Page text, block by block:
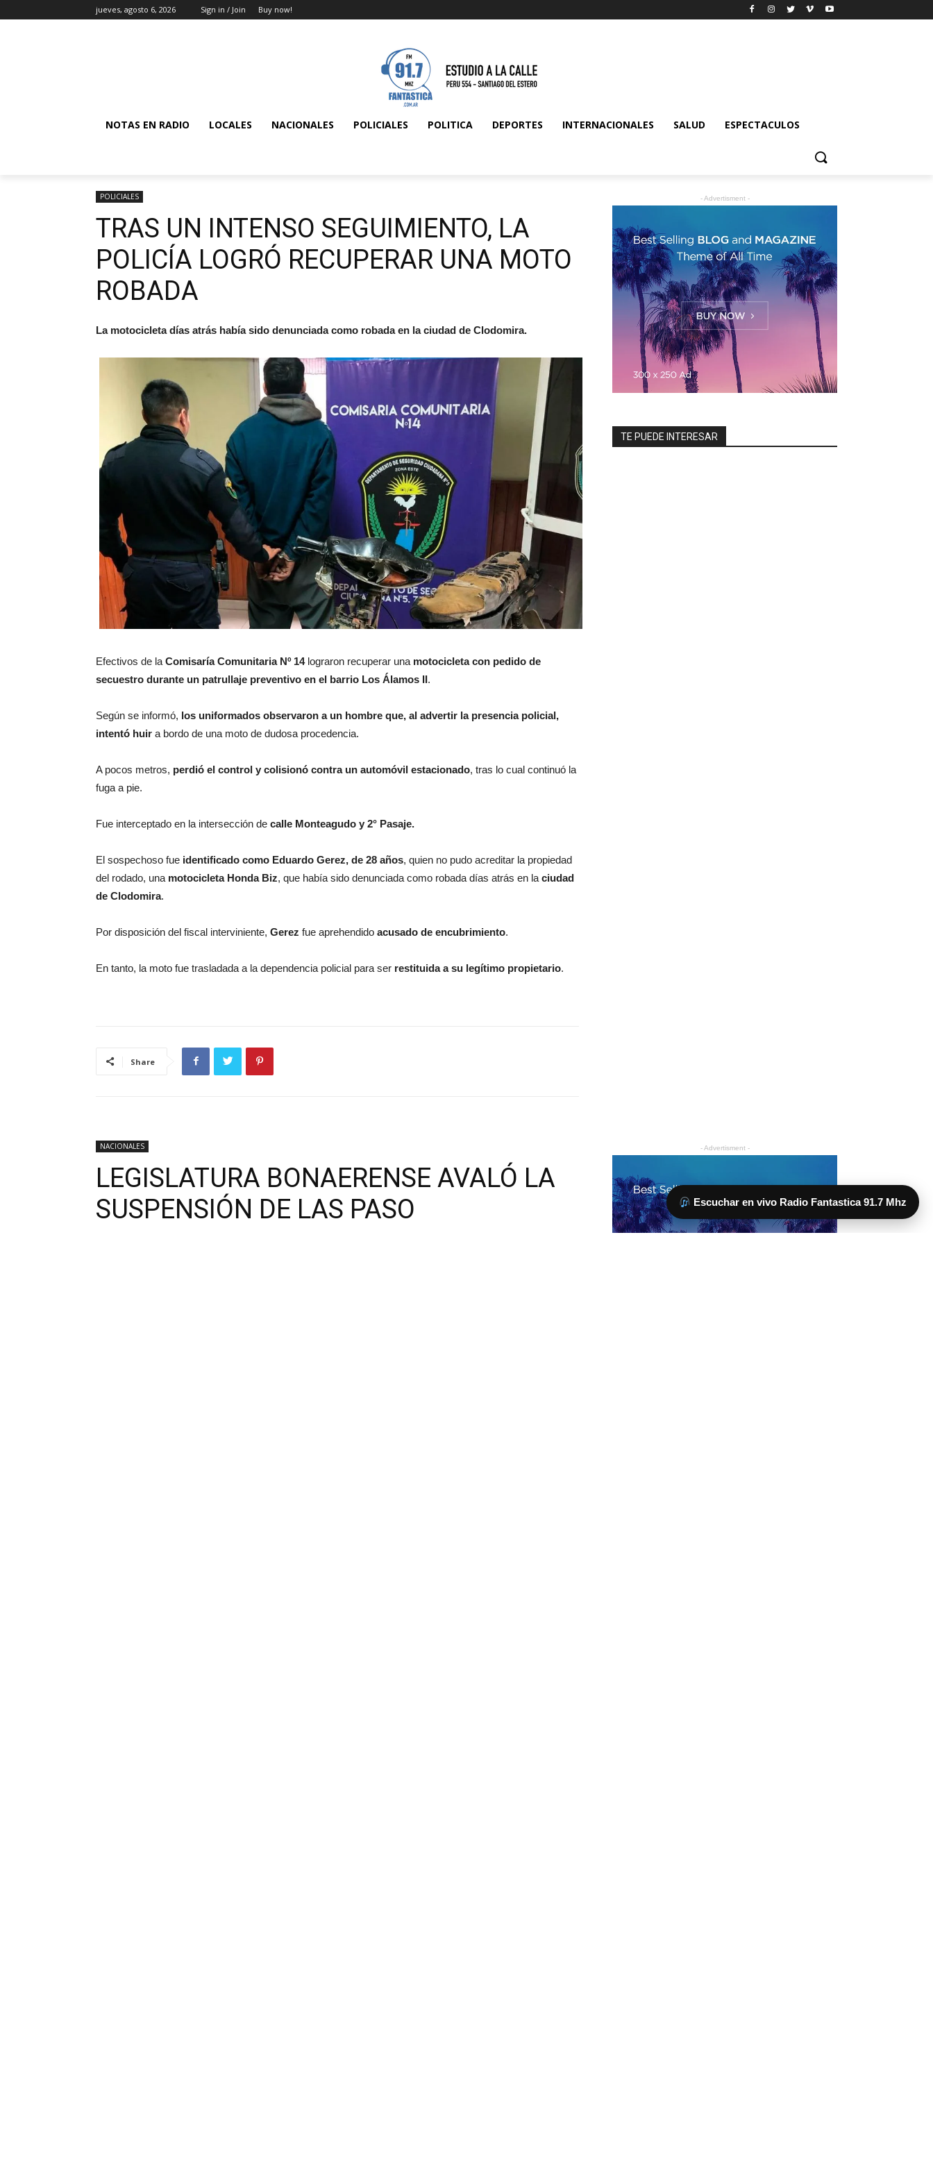
Escuchar en vivo Radio Fantastica 91.7 Mhz
jueves, agosto 6, 2026 Sign in / Join Buy now!
NOTAS EN RADIO LOCALES NACIONALES POLICIALES POLITICA DEPORTES INTERNACIONALES SALUD ESPECTACULOS
POLICIALES
TRAS UN INTENSO SEGUIMIENTO, LA
POLICÍA LOGRÓ RECUPERAR UNA MOTO
ROBADA
La motocicleta días atrás había sido denunciada como robada en la ciudad de Clodomira.
Efectivos de la Comisaría Comunitaria Nº 14lograron recuperar una motocicleta con pedido de
secuestro durante un patrullaje preventivo en el barrio Los Álamos II.
Según se informó, los uniformados observaron a un hombre que, al advertir la presencia policial,
intentó huir a bordo de una moto de dudosa procedencia.
A pocos metros, perdió el control y colisionó contra un automóvil estacionado, tras lo cual continuó la
fuga a pie.
Fue interceptado en la intersección de calle Monteagudo y 2° Pasaje.
El sospechoso fue identificado como Eduardo Gerez, de 28 años, quien no pudo acreditar la propiedad
del rodado, una motocicleta Honda Biz, que había sido denunciada como robada días atrás en la ciudad
de Clodomira.
Por disposición del fiscal interviniente, Gerez fue aprehendido acusado de encubrimiento.
En tanto, la moto fue trasladada a la dependencia policial para ser restituida a su legítimo propietario.
Share
- Advertisment -
TE PUEDE INTERESAR